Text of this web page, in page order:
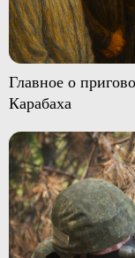
Главное о
Карабаха